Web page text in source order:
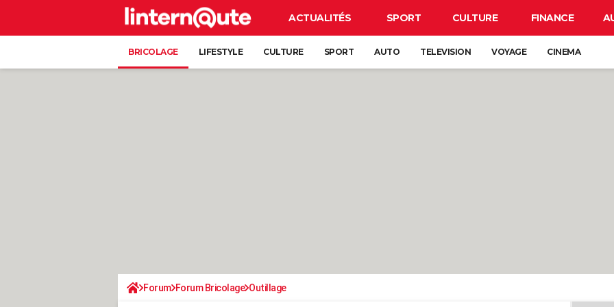
ACTUALITÉS SPORT CULTURE FINANCE
BRICOLAGE LIFESTYLE CULTURE SPORT AUTO TELEVISION VOYAGE CINEMA
Forum Forum Bricolage Outillage